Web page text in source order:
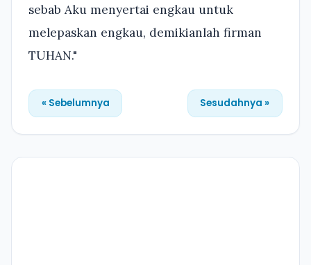
sebab Aku menyertai engkau untuk
melepaskan engkau, demikianlah firman
TUHAN."
« Sebelumnya Sesudahnya »